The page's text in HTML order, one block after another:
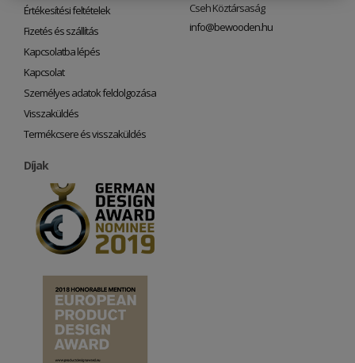
Értékesítési feltételek
Fizetés és szállítás
Kapcsolatba lépés
Kapcsolat
Személyes adatok feldolgozása
Visszaküldés
Termékcsere és visszaküldés
Cseh Köztársaság
info@bewooden.hu
Díjak